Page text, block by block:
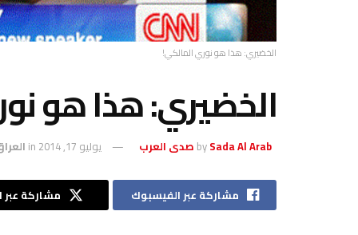
الخضيري: هذا هو نوري المالكي!
الخضيري: هذا هو
bySada Al Arab صدى العرب يوليو 17, 2014 in
مشاركة عبر الفيسبوك مشاركة عبر